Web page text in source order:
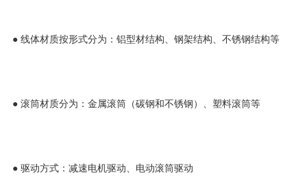
● 线体材质按形式分为：铝型材结构、钢架结构、不锈钢结构等
●滚筒材质分为：金属滚筒（碳钢和不锈钢）、塑料滚筒等
●驱动方式：减速电机驱动、电动滚筒驱动